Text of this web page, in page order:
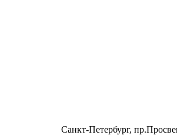
Санкт-Петербург,